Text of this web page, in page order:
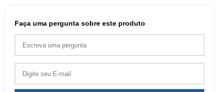
Faça uma pergunta sobre este produto